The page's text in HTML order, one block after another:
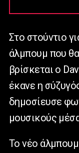
Στο στούντιο
άλμπουμ που
βρίσκεται ο
έκανε η
δημοσίευσε
μουσικούς
Το νέο άλμπουμ